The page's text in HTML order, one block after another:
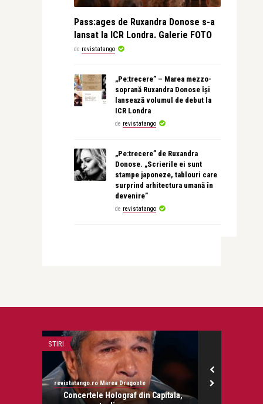
Pass:ages de Ruxandra Donose s-a
lansat la ICR Londra. Galerie FOTO
de revistatango
„Pe:trecere” – Marea mezzo-
soprană Ruxandra Donose își
lansează volumul de debut la
ICR Londra
de revistatango
„Pe:trecere” de Ruxandra
Donose. „Scrierile ei sunt
stampe japoneze, tablouri care
surprind arhitectura umană în
devenire”
de revistatango
STIRI
revistatango.ro Marea Dragoste
Concertele Holograf din Capitala,